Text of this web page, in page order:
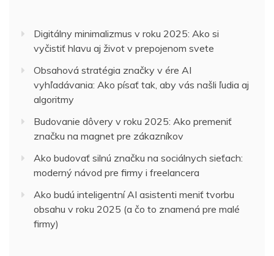
Digitálny minimalizmus v roku 2025: Ako si
vyčistiť hlavu aj život v prepojenom svete
Obsahová stratégia značky v ére AI
vyhľadávania: Ako písať tak, aby vás našli ľudia aj
algoritmy
Budovanie dôvery v roku 2025: Ako premeniť
značku na magnet pre zákazníkov
Ako budovať silnú značku na sociálnych sieťach:
moderný návod pre firmy i freelancera
Ako budú inteligentní AI asistenti meniť tvorbu
obsahu v roku 2025 (a čo to znamená pre malé
firmy)